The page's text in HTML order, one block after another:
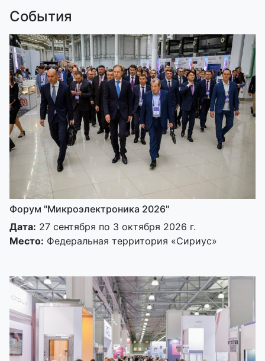
События
Форум "Микроэлектроника 2026"
Дата: 27 сентября по 3 октября 2026 г.
Место: Федеральная территория «Сириус»